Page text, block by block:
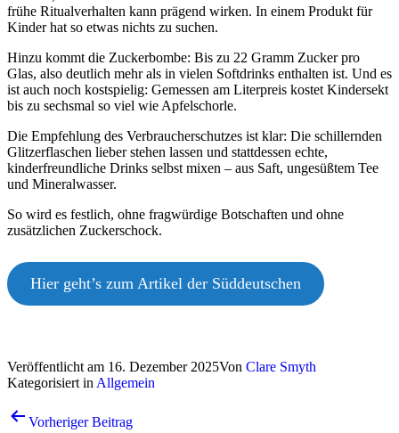
frühe Ritualverhalten kann prägend wirken. In einem Produkt für
Kinder hat so etwas nichts zu suchen.
Hinzu kommt die Zuckerbombe: Bis zu 22 Gramm Zucker pro
Glas, also deutlich mehr als in vielen Softdrinks enthalten ist. Und es
ist auch noch kostspielig: Gemessen am Literpreis kostet Kindersekt
bis zu sechsmal so viel wie Apfelschorle.
Die Empfehlung des Verbraucherschutzes ist klar: Die schillernden
Glitzerflaschen lieber stehen lassen und stattdessen echte,
kinderfreundliche Drinks selbst mixen – aus Saft, ungesüßtem Tee
und Mineralwasser.
So wird es festlich, ohne fragwürdige Botschaften und ohne
zusätzlichen Zuckerschock.
Hier geht’s zum Artikel der Süddeutschen
Veröffentlicht am 16. Dezember 2025Von Clare Smyth
Kategorisiert in Allgemein
Beitrags-
Vorheriger Beitrag